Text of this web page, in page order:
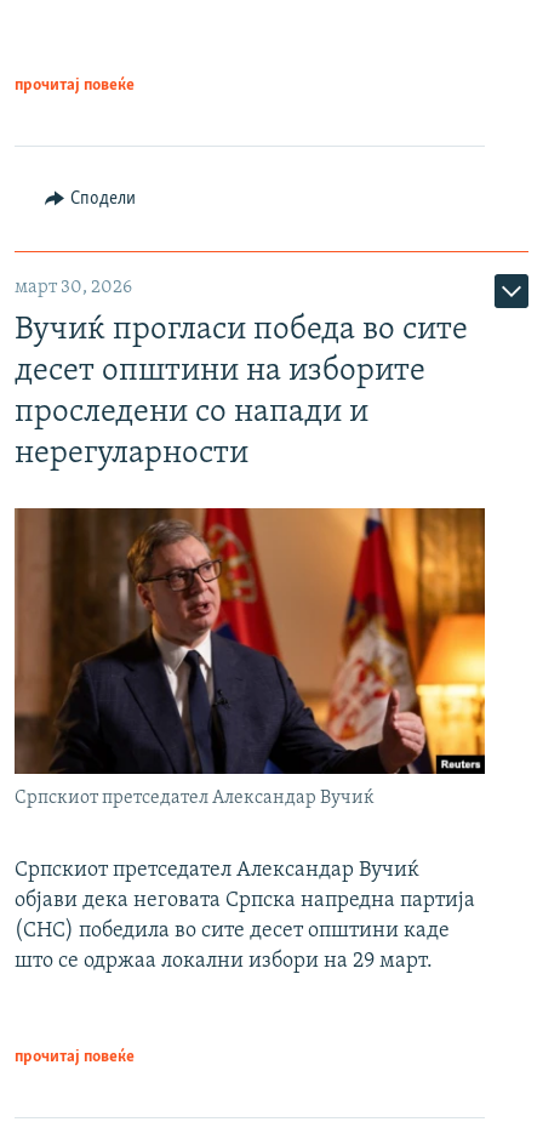
прочитај повеќе
Сподели
март 30, 2026
Вучиќ прогласи победа во сите
десет општини на изборите
проследени со напади и
нерегуларности
Српскиот претседател Александар Вучиќ
Српскиот претседател Александар Вучиќ
објави дека неговата Српска напредна партија
(СНС) победила во сите десет општини каде
што се одржаа локални избори на 29 март.
прочитај повеќе